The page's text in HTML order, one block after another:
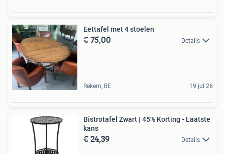
Eettafel met 4 stoelen
€ 75,00 Details
Rekem, BE 19 jul 26
Bistrotafel Zwart | 45% Korting - Laatste
kans
€ 24,39 Details